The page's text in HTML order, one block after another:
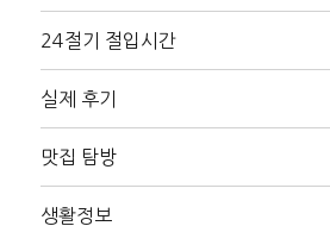
24절기 절입시간
실제 후기
맛집 탐방
생활정보